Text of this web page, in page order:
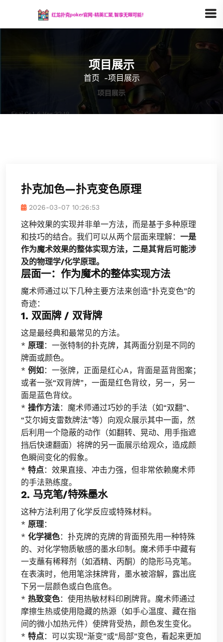
项目展示
首页 -项目展示
扑克加色—扑克变色原理
2026-03-07 10:26:53
这种效果的实现并非单一方法，而是基于多种原理
和技巧的结合。我们可以从两个层面来理解： 一是
作为魔术效果的整体实现方法，二是其背后可能涉
及的物理学/化学原理。
层面一：作为魔术的整体实现方法
魔术师通过以下几种主要方法来创造“扑克变色”的
奇迹：
1. 双面牌 / 双背牌
这是最经典和最常见的方法。
* 原理：一张特制的扑克牌，其两面分别是不同的
牌面或颜色。
* 例如：一张牌，正面是红心A，背面是蓝背图案；
或者一张“双背牌”，一面是红色背纹，另一，另一
面是蓝色背纹。
* 操作方法：魔术师通过巧妙的手法（如“双翻”、
“艾尔姆支雷数牌法”等）向观众展示其中一面，然
后利用一个隐蔽的动作（如翻转、晃动、用手指遮
挡后快速翻面）将牌的另一面展示给观众，造成颜
色瞬间变化的假象。
* 特点：效果直接、冲击力强，但非常依赖魔术师
的手法熟练度。
2. 马克笔/特殊墨水
这种方法利用了化学反应或特殊材料。
* 原理：
* 化学褪色：扑克牌的克牌的背面预先用一种特殊
的、对化学物质敏感的墨水印制。魔术师手中藏有
一支蘸有稀释剂（如酒精、丙酮）的隐形马克笔。
在表演时，他用笔涂抹牌背，墨水被溶解，露出底
下另一层颜色或白色底色。
* 热致变色：使用热敏材料印刷牌背。魔术师通过
摩擦生热或使用隐藏的热源（如手心温度、藏在指
间的微小加热元件）使牌背受热，颜色发生变化。
* 特点：可以实现“渐变”或“局部”变色，看起来更加